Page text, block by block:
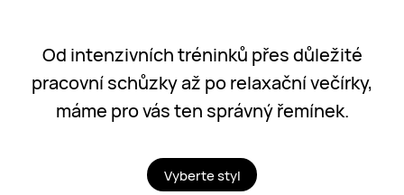
Od intenzivních tréninků přes důležité
pracovní schůzky až po relaxační večírky,
máme pro vás ten správný řemínek.
Vyberte styl